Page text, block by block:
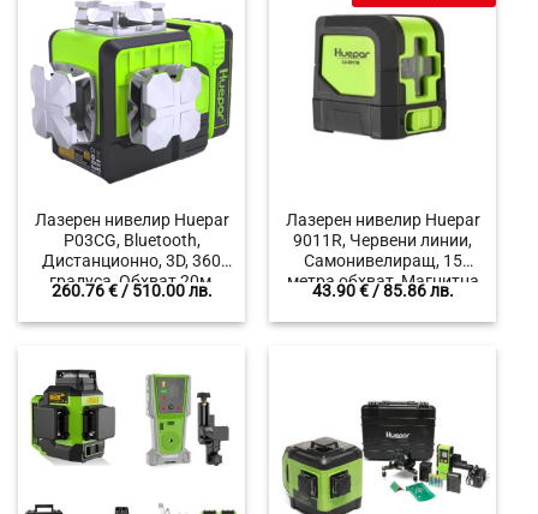
Лазерен нивелир Huepar
P03CG, Bluetooth,
Дистанционно, 3D, 360
градуса, Обхват 20м,
Самонивелиращ,
260.76€/ 510.00 лв.
Лазерен нивелир Huepar
9011R, Червени линии,
Самонивелиращ, 15
метра обхват, Магнитна
стойка
43.90€/ 85.86 лв.